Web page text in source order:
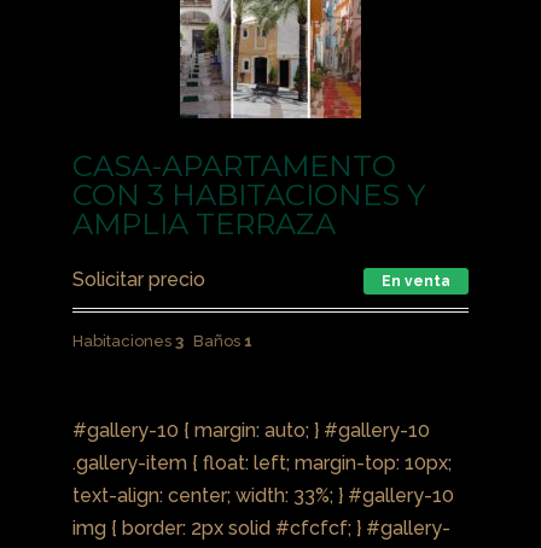
CASA-APARTAMENTO
CON 3 HABITACIONES Y
AMPLIA TERRAZA
Solicitar precio En venta
Habitaciones 3 Baños 1
#gallery-10 { margin: auto; } #gallery-10
.gallery-item { float: left; margin-top: 10px;
text-align: center; width: 33%; } #gallery-10
img { border: 2px solid #cfcfcf; } #gallery-